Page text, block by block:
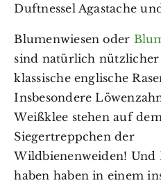
Duftnessel Agastache
Blumenwiesen oder
sind natürlich nützlicher
klassische englische
Insbesondere
Weißklee stehen auf dem
Siegertreppchen der
Wildbienenweiden! Und
haben haben in einem